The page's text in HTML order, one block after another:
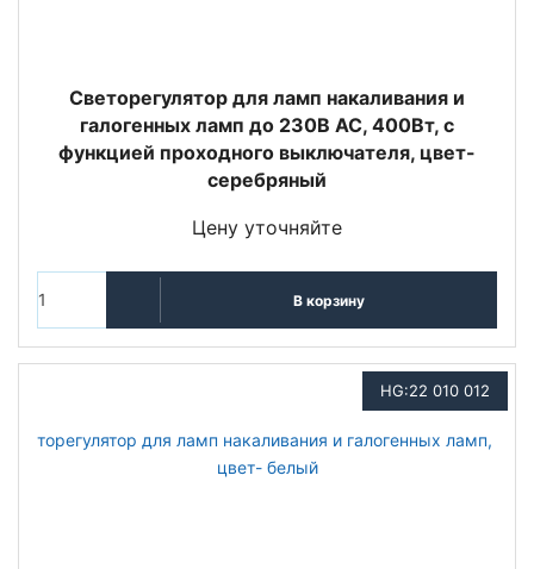
Светорегулятор для ламп накаливания и
галогенных ламп до 230В АС, 400Вт, с
функцией проходного выключателя, цвет-
серебряный
Цену уточняйте
В корзину
HG:22 010 012